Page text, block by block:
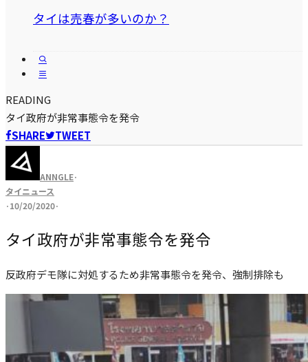
タイは売春が多いのか？
READING
タイ政府が非常事態令を発令
SHARE
TWEET
ANNGLE·
タイニュース
·10/20/2020·
タイ政府が非常事態令を発令
反政府デモ隊に対処するため非常事態令を発令、強制排除も